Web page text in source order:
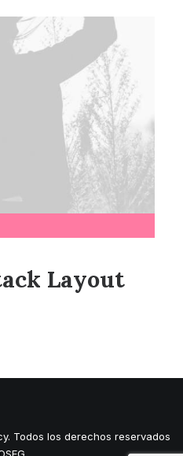
Layout
Todos los derechos reservados